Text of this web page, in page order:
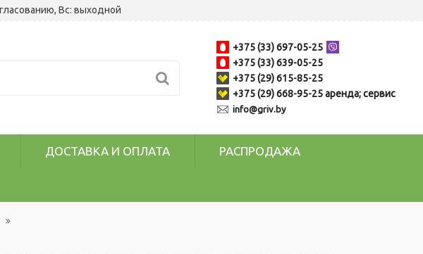
Вс: выходной
+375 (33) 697-05-25
+375 (33) 639-05-25
+375 (29) 615-85-25
+375 (29) 668-95-25 аренда; сервис
info@griv.by
ДОСТАВКА И ОПЛАТА РАСПРОДАЖА